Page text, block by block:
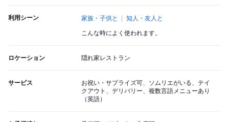
利用シーン 家族・子供と 知人・友人と
こんな時によく使われます。
ロケーション 隠れ家レストラン
サービス
お祝い・サプライズ可、ソムリエがいる、テイ
クアウト、デリバリー、複数言語メニューあり
（英語）